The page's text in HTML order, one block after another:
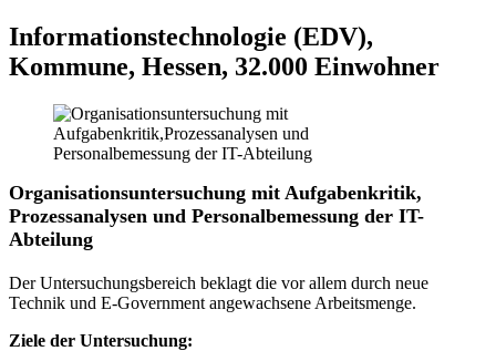
Informationstechnologie (EDV),
Kommune, Hessen, 32.000 Einwohner
Organisationsuntersuchung mit Aufgabenkritik,
Prozessanalysen und Personalbemessung der IT-
Abteilung
Der Untersuchungsbereich beklagt die vor allem durch neue
Technik und E-Government angewachsene Arbeitsmenge.
Ziele der Untersuchung: